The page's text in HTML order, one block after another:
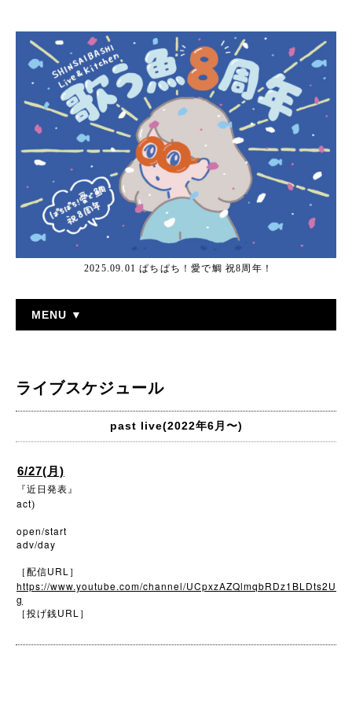
2025.09.01 ぱちぱち！愛で鯛 祝8周年！
MENU ▼
ライブスケジュール
past live(2022年6月〜)
6/27(月)
『近日発表』
act)
open/start
adv/day
［配信URL ］
https://www.youtube.com/channel/UCpxzAZQlmqbRDz1BLDts2U
g
［投げ銭URL ］